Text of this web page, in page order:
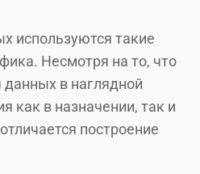
используются такие
Несмотря на то, что
данных в наглядной
как в назначении, так и
построение